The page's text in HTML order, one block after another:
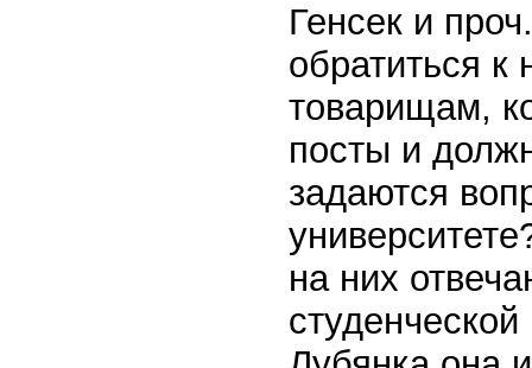
Генсек и
обратиться
товарищам,
посты и
задаются
на них